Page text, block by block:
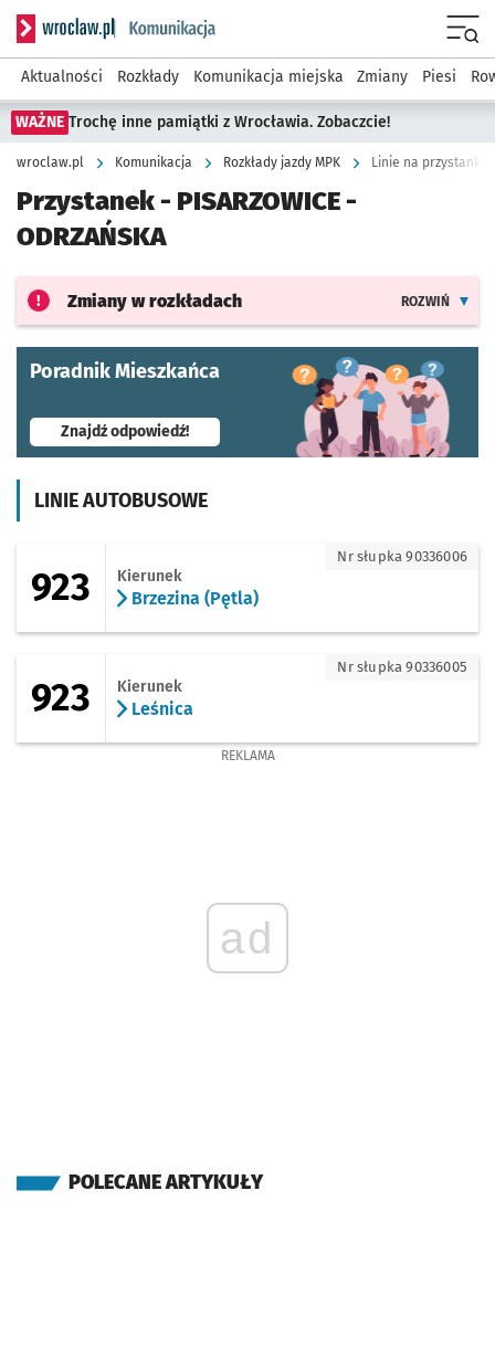
Serwis informacyjny wroclaw.pl podserwis: Komunikacja
Aktualności Rozkłady Komunikacja miejska Zmiany Piesi
WAŻNE Trochę inne pamiątki z Wrocławia. Zobaczcie!
wroclaw.pl Komunikacja Rozkłady jazdy MPK Linie na przystanku
Przystanek - PISARZOWICE -
ODRZAŃSKA
Zmiany w rozkładach ROZWIŃ
Poradnik Mieszkańca
Znajdź odpowiedź!- otworzy się w nowej karcie
LINIE AUTOBUSOWE
923 - kierunek Brzezina (Pętla)
923 Kierunek
Brzezina (Pętla)
Nr słupka 90336006
923 Kierunek
Leśnica
Nr słupka 90336005
REKLAMA
ad
POLECANE ARTYKUŁY